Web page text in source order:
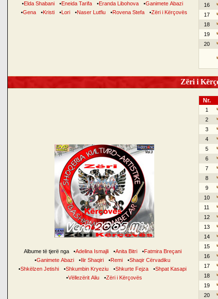
•Elda Shabani •Eneida Tarifa •Eranda Libohova •Ganimete Abazi
•Gena •Kristi •Lori •Naser Lutfiu •Rovena Stefa •Zëri i Kërçovës
16
17
18
19
20
Zëri i
Albume të tjerë nga •Adelina Ismajli •Anita Bitri •Fatmira Breçani
•Ganimete Abazi •Ilir Shaqiri •Remi •Shaqir Cërvadiku
•Shkëlzen Jetishi •Shkumbin Kryeziu •Shkurte Fejza •Shpat Kasapi
•Vëllezërit Aliu •Zëri i Kërçovës
Nr.
1
2
3
4
5
6
7
8
9
10
11
12
13
14
15
16
17
18
19
20